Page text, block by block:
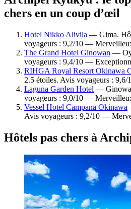
chers en un coup d’œil
Hotel Nikko Alivila — Gima.
voyageurs : 9,2/10 —
The Grand Hotel Ginowan —
voyageurs : 9,4/10 —
RIHGA Royal Resort Okinawa
2.5 étoiles. Avis voyageurs :
Laguna Garden Hotel —
voyageurs : 9,0/10 —
Vessel Hotel Campana Okinawa
Avis voyageurs : 9,2/10 —
Hôtels pas chers à